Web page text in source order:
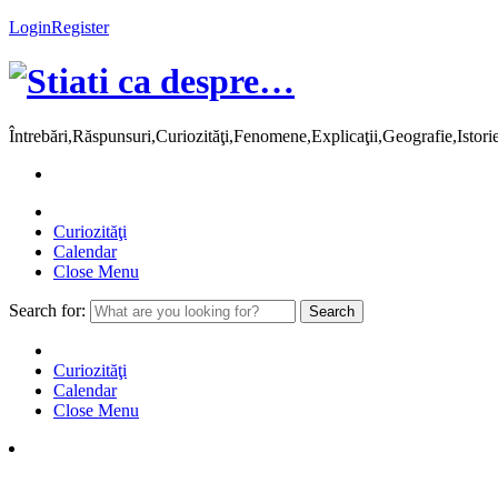
LoginRegister
Curiozităţi
Calendar
Close Menu
Search for:
Curiozităţi
Calendar
Close Menu